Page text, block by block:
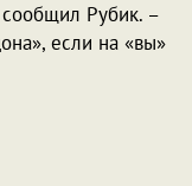
Рубик. –
если на «вы»